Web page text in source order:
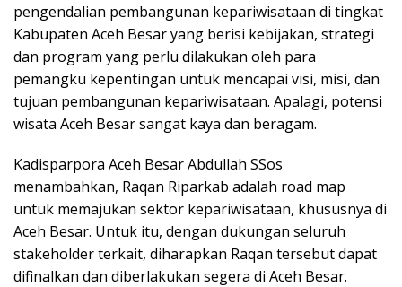
pengendalian pembangunan kepariwisataan di tingkat
Kabupaten Aceh Besar yang berisi kebijakan, strategi
dan program yang perlu dilakukan oleh para
pemangku kepentingan untuk mencapai visi, misi, dan
tujuan pembangunan kepariwisataan. Apalagi, potensi
wisata Aceh Besar sangat kaya dan beragam.
Kadisparpora Aceh Besar Abdullah SSos
menambahkan, Raqan Riparkab adalah road map
untuk memajukan sektor kepariwisataan, khususnya di
Aceh Besar. Untuk itu, dengan dukungan seluruh
stakeholder terkait, diharapkan Raqan tersebut dapat
difinalkan dan diberlakukan segera di Aceh Besar.